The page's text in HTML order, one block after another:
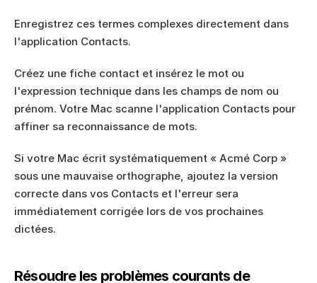
Enregistrez ces termes complexes directement dans
l'application Contacts.
Créez une fiche contact et insérez le mot ou
l'expression technique dans les champs de nom ou
prénom. Votre Mac scanne l'application Contacts pour
affiner sa reconnaissance de mots.
Si votre Mac écrit systématiquement « Acmé Corp »
sous une mauvaise orthographe, ajoutez la version
correcte dans vos Contacts et l'erreur sera
immédiatement corrigée lors de vos prochaines
dictées.
Résoudre les problèmes courants de